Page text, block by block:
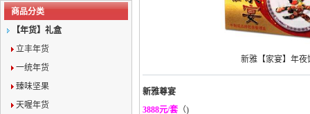
商品分类
【年货】礼盒
立丰年货
一统年货
臻味坚果
天喔年货
新雅【家宴】年夜
新雅尊宴
3888元/套 （)